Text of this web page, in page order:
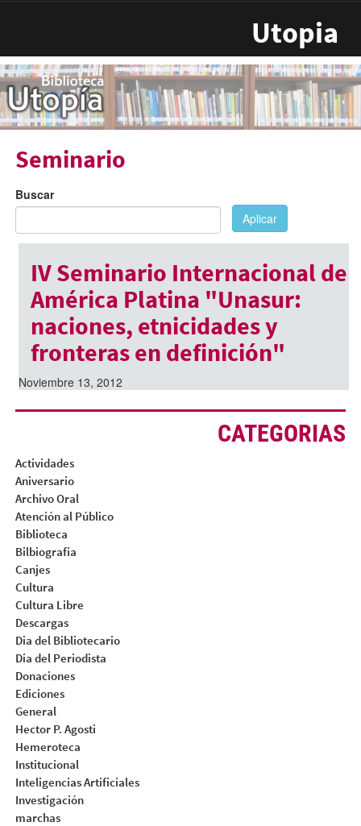
Utopia
Seminario
Buscar
Aplicar
IV Seminario Internacional de
América Platina "Unasur:
naciones, etnicidades y
fronteras en definición"
Noviembre 13, 2012
CATEGORIAS
Actividades
Aniversario
Archivo Oral
Atención al Público
Biblioteca
Bilbiografia
Canjes
Cultura
Cultura Libre
Descargas
Dia del Bibliotecario
Dia del Periodista
Donaciones
Ediciones
General
Hector P. Agosti
Hemeroteca
Institucional
Inteligencias Artificiales
Investigación
marchas